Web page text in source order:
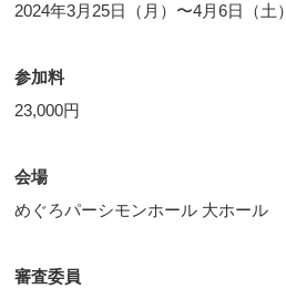
2024年3月25日（月）〜4月6日（土）
参加料
23,000円
会場
めぐろパーシモンホール 大ホール
審査委員